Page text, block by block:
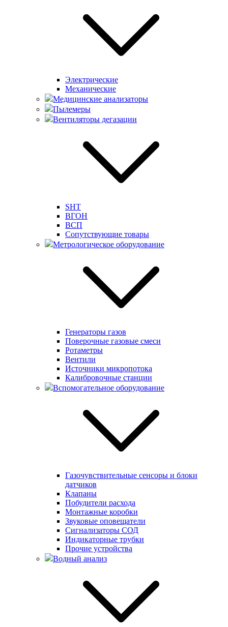
Электрические
Механические
Медицинские анализаторы
Пылемеры
Вентиляторы дегазации
SHT
ВГОН
ВСП
Сопутствующие товары
Метрологическое оборудование
Генераторы газов
Поверочные газовые смеси
Ротаметры
Вентили
Источники микропотока
Калибровочные станции
Вспомогательное оборудование
Газочувствительные сенсоры и блоки
датчиков
Клапаны
Побудители расхода
Монтажные коробки
Звуковые оповещатели
Сигнализаторы СОД
Индикаторные трубки
Прочие устройства
Водный анализ